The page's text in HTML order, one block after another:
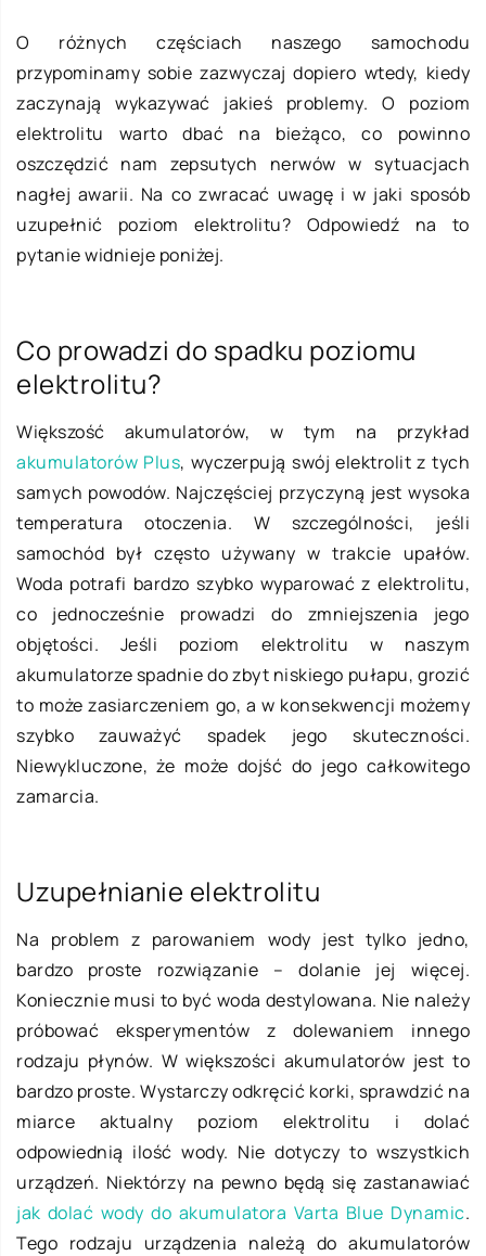
O różnych częściach naszego samochodu
przypominamy sobie zazwyczaj dopiero wtedy, kiedy
zaczynają wykazywać jakieś problemy. O poziom
elektrolitu warto dbać na bieżąco, co powinno
oszczędzić nam zepsutych nerwów w sytuacjach
nagłej awarii. Na co zwracać uwagę i w jaki sposób
uzupełnić poziom elektrolitu? Odpowiedź na to
pytanie widnieje poniżej.
Co prowadzi do spadku poziomu
elektrolitu?
Większość akumulatorów, w tym na przykład
akumulatorów Plus, wyczerpują swój elektrolit z tych
samych powodów. Najczęściej przyczyną jest wysoka
temperatura otoczenia. W szczególności, jeśli
samochód był często używany w trakcie upałów.
Woda potrafi bardzo szybko wyparować z elektrolitu,
co jednocześnie prowadzi do zmniejszenia jego
objętości. Jeśli poziom elektrolitu w naszym
akumulatorze spadnie do zbyt niskiego pułapu, grozić
to może zasiarczeniem go, a w konsekwencji możemy
szybko zauważyć spadek jego skuteczności.
Niewykluczone, że może dojść do jego całkowitego
zamarcia.
Uzupełnianie elektrolitu
Na problem z parowaniem wody jest tylko jedno,
bardzo proste rozwiązanie – dolanie jej więcej.
Koniecznie musi to być woda destylowana. Nie należy
próbować eksperymentów z dolewaniem innego
rodzaju płynów. W większości akumulatorów jest to
bardzo proste. Wystarczy odkręcić korki, sprawdzić na
miarce aktualny poziom elektrolitu i dolać
odpowiednią ilość wody. Nie dotyczy to wszystkich
urządzeń. Niektórzy na pewno będą się zastanawiać
jak dolać wody do akumulatora Varta Blue Dynamic.
Tego rodzaju urządzenia należą do akumulatorów